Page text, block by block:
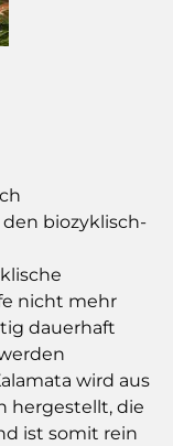
biozyklisch-
nicht mehr
dauerhaft
wird aus
hergestellt, die
ist somit rein